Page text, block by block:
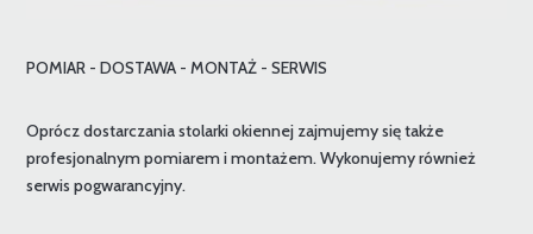
POMIAR - DOSTAWA - MONTAŻ - SERWIS
Oprócz dostarczania stolarki okiennej zajmujemy się także
profesjonalnym pomiarem i montażem. Wykonujemy również
serwis pogwarancyjny.